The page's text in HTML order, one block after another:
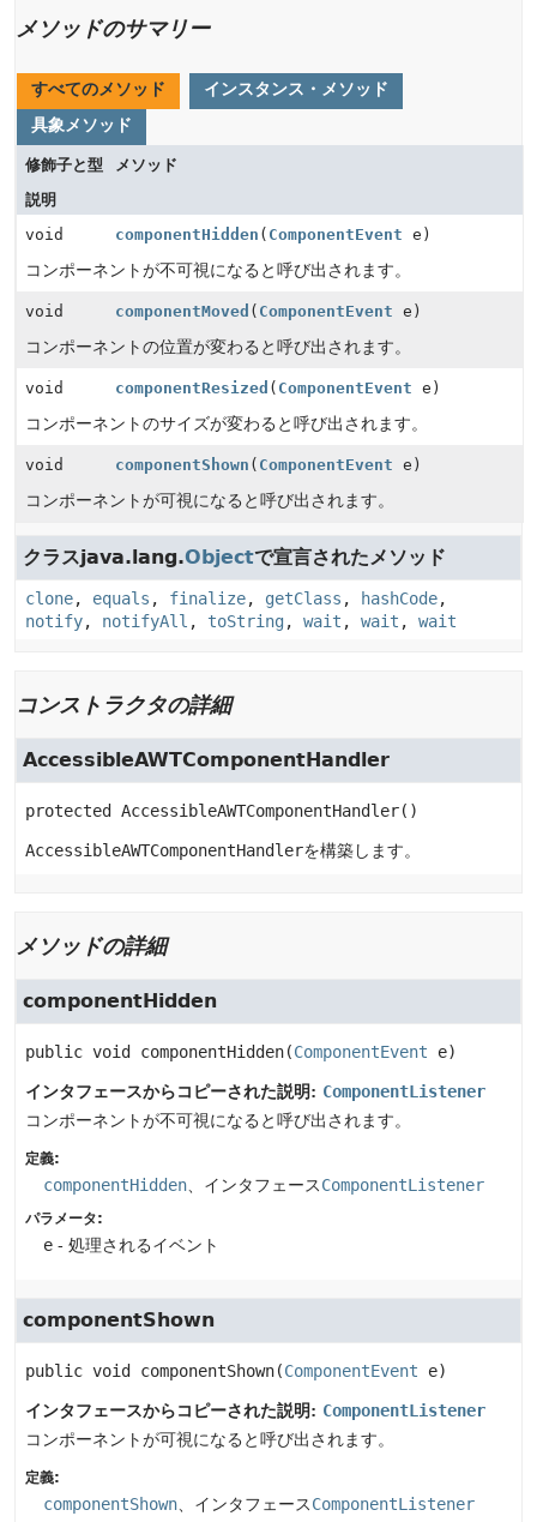
メソッドのサマリー
すべてのメソッド
インスタンス・メソッド
具象メソッド
修飾子と型
メソッド
説明
void
componentHidden ( ComponentEvent e)
コンポーネントが不可視になると呼び出されます。
void componentMoved ( ComponentEvent e)
コンポーネントの位置が変わると呼び出されます。
void componentResized ( ComponentEvent e)
コンポーネントのサイズが変わると呼び出されます。
void componentShown ( ComponentEvent e)
コンポーネントが可視になると呼び出されます。
クラスjava.lang.Objectで宣言されたメソッド
clone, equals , finalize, getClass , hashCode,
notify, notifyAll , toString, wait , wait , wait
コンストラクタの詳細
AccessibleAWTComponentHandler
protected AccessibleAWTComponentHandler()
AccessibleAWTComponentHandlerを構築します。
メソッドの詳細
componentHidden
public void componentHidden(ComponentEvent e)
インタフェースからコピーされた説明: ComponentListener
コンポーネントが不可視になると呼び出されます。
定義:
componentHidden 、インタフェースComponentListener
パラメータ:
e - 処理されるイベント
componentShown
public void componentShown(ComponentEvent e)
インタフェースからコピーされた説明: ComponentListener
コンポーネントが可視になると呼び出されます。
定義:
componentShown 、インタフェースComponentListener